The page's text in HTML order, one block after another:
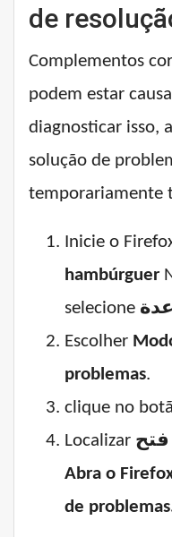
de
Complementos
podem estar
diagnosticar isso,
solução de
temporariamente
Inicie o
hambúrguer
selecione
Escolher
problemas.
clique no
Localizar فتح
Abra o
de